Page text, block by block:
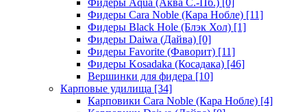
Фидеры Aqua (Аква С.-Пб.) [0]
Фидеры Cara Noble (Кара Нобле) [11]
Фидеры Black Hole (Блэк Хол) [1]
Фидеры Daiwa (Дайва) [0]
Фидеры Favorite (Фаворит) [11]
Фидеры Kosadaka (Косадака) [46]
Вершинки для фидера [10]
Карповые удилища [34]
Карповики Cara Noble (Кара Нобле) [4]